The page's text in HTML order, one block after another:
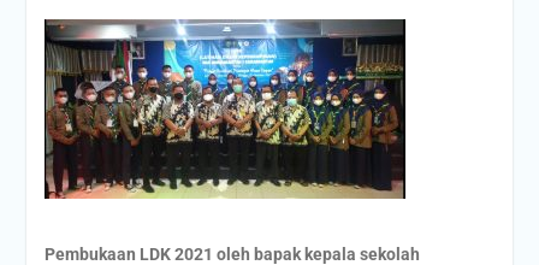
Pembukaan LDK 2021 oleh bapak kepala sekolah